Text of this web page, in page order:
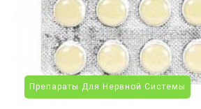
Препараты Для Нервной Системы